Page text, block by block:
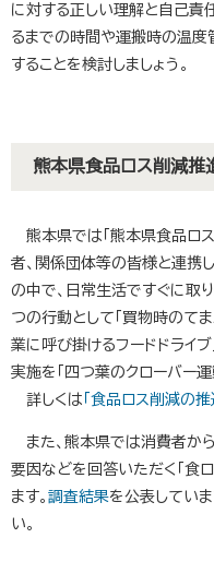
に対する正しい理解と自己責
るまでの時間や運搬時の温度
することを検討しましょう。
熊本県食品ロス削減推
熊本県では「熊本県食品ロ
者、関係団体等の皆様と連携
の中で、日常生活ですぐに取
つの行動として「買物時のてま
業に呼び掛けるフードドライブ
実施を「四つ葉のクローバー
詳しくは「食品ロス削減の
また、熊本県では消費者か
要因などを回答いただく「食
ます。調査結果を公表してい
い。